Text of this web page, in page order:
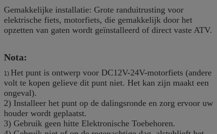
Gemakkelijke installatie: Grote randuitrusting voor
elektrische fiets, motorfiets, die gemakkelijk door het
opzetten van gaten wordt geïnstalleerd of direct vaste ATV.
Nota:
1) Het punt is ontwerp voor DC12V-24V-motorfiets (andere
volt te kopen gelieve dit punt niet. Het kan zijn maakt een
ongeval).
2) Installeer het punt op de dalingsronde en zorg ervoor uw
houder wordt geplaatst.
3) Gebruik geen hitte Elektronische Toebehoren.